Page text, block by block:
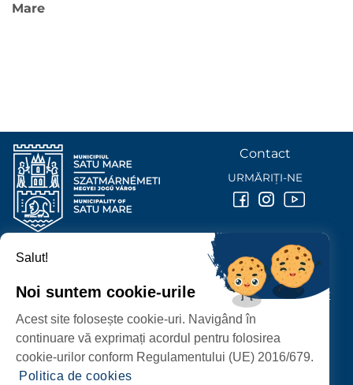
Mare
PROTECȚIA DATELOR PERSONALE
PRIMĂRIA MUNICIPIULUI
P-ȚA 25 OCTOMBRIE, NR. 1 CORP M, 440026 SATU MARE
Contact
URMĂRIȚI-NE
Salut!
Noi suntem cookie-urile
Acest site folosește cookie-uri. Navigând în
continuare vă exprimați acordul pentru folosirea
cookie-urilor conform Regulamentului (UE) 2016/679.
Politica de cookies